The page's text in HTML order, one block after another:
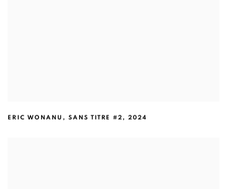
ERIC WONANU SANS TITRE #2 ,2024